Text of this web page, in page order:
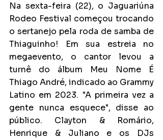
Na sexta-feira (22), o Jaguariúna
Rodeo Festival começou trocando
o sertanejo pela roda de samba de
Thiaguinho! Em sua estreia no
megaevento, o cantor levou a
turnê do álbum Meu Nome É
Thiago André, indicado ao Grammy
Latino em 2023. "A primeira vez a
gente nunca esquece", disse ao
público. Clayton & Romário,
Henrique & Juliano e os DJs